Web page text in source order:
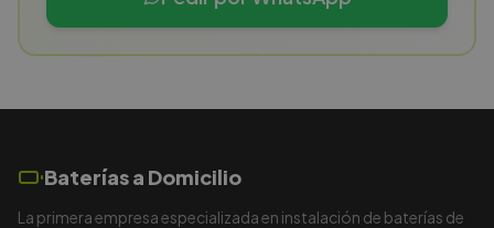
Baterías a Domicilio
La primera empresa especializada en instalación de baterías de